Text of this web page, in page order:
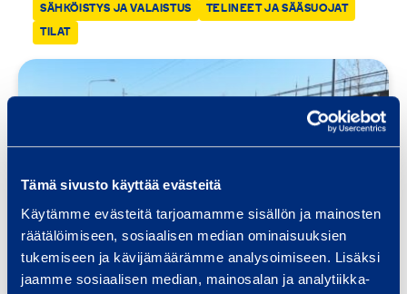
Tämä sivusto käyttää evästeitä
Käytämme evästeitä tarjoamamme sisällön ja mainosten
räätälöimiseen, sosiaalisen median ominaisuuksien
tukemiseen ja kävijämäärämme analysoimiseen. Lisäksi
jaamme sosiaalisen median, mainosalan ja analytiikka-
SÄHKÖISTYS JA VALAISTUS TELINEET JA SÄÄSUOJAT
TILAT